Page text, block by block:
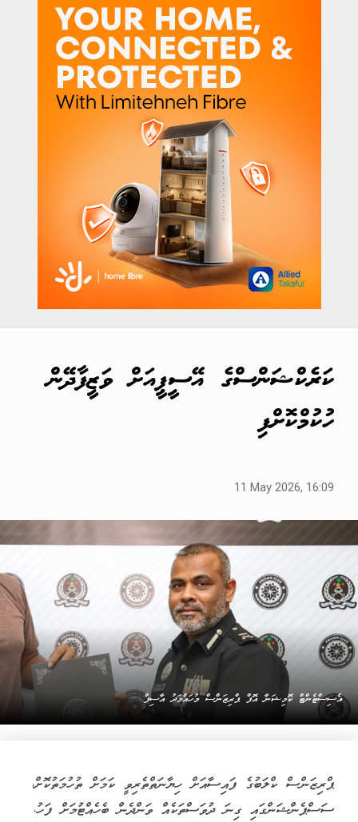
ކަރެކްޝަންސްގެ އޭސީޕީއަށް ވަޒީފާދޭން
ހުކުމްކޮށްފި
11 May 2026, 16:09
އެސިސްޓެންޓް ކޮމިޝަނާ އޮފް ޕްރިޒަންސް މުހައްމަދު އާސިފް
ޕްރިޒަންސް ކްލަބުގެ ފައިސާއަށް ހިޔާނަތްތެރިވީ ކަމަށް ތުހުމަތުކޮށް،
ސަސްޕެންޝަންގައި ގިނަ ދުވަސްތަކެއް ވަންދެން ބެހެއްޓުމަށް ފަހު،